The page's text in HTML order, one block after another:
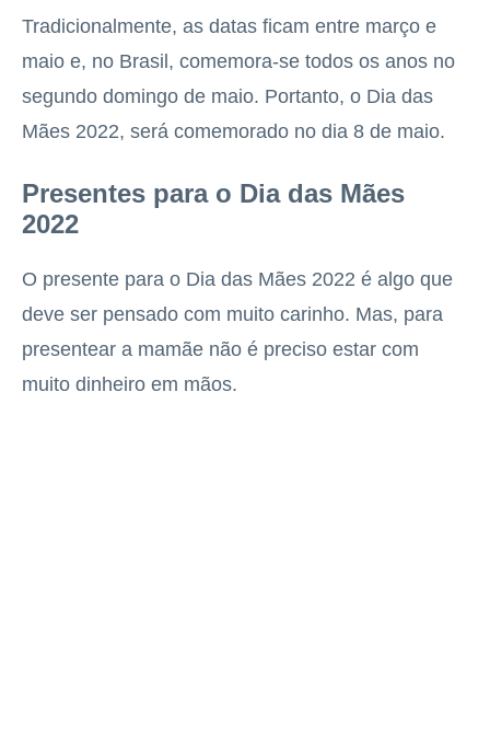
Tradicionalmente, as datas ficam entre março e
maio e, no Brasil, comemora-se todos os anos no
segundo domingo de maio. Portanto, o Dia das
Mães 2022, será comemorado no dia 8 de maio.
Presentes para o Dia das Mães
2022
O presente para o Dia das Mães 2022 é algo que
deve ser pensado com muito carinho. Mas, para
presentear a mamãe não é preciso estar com
muito dinheiro em mãos.